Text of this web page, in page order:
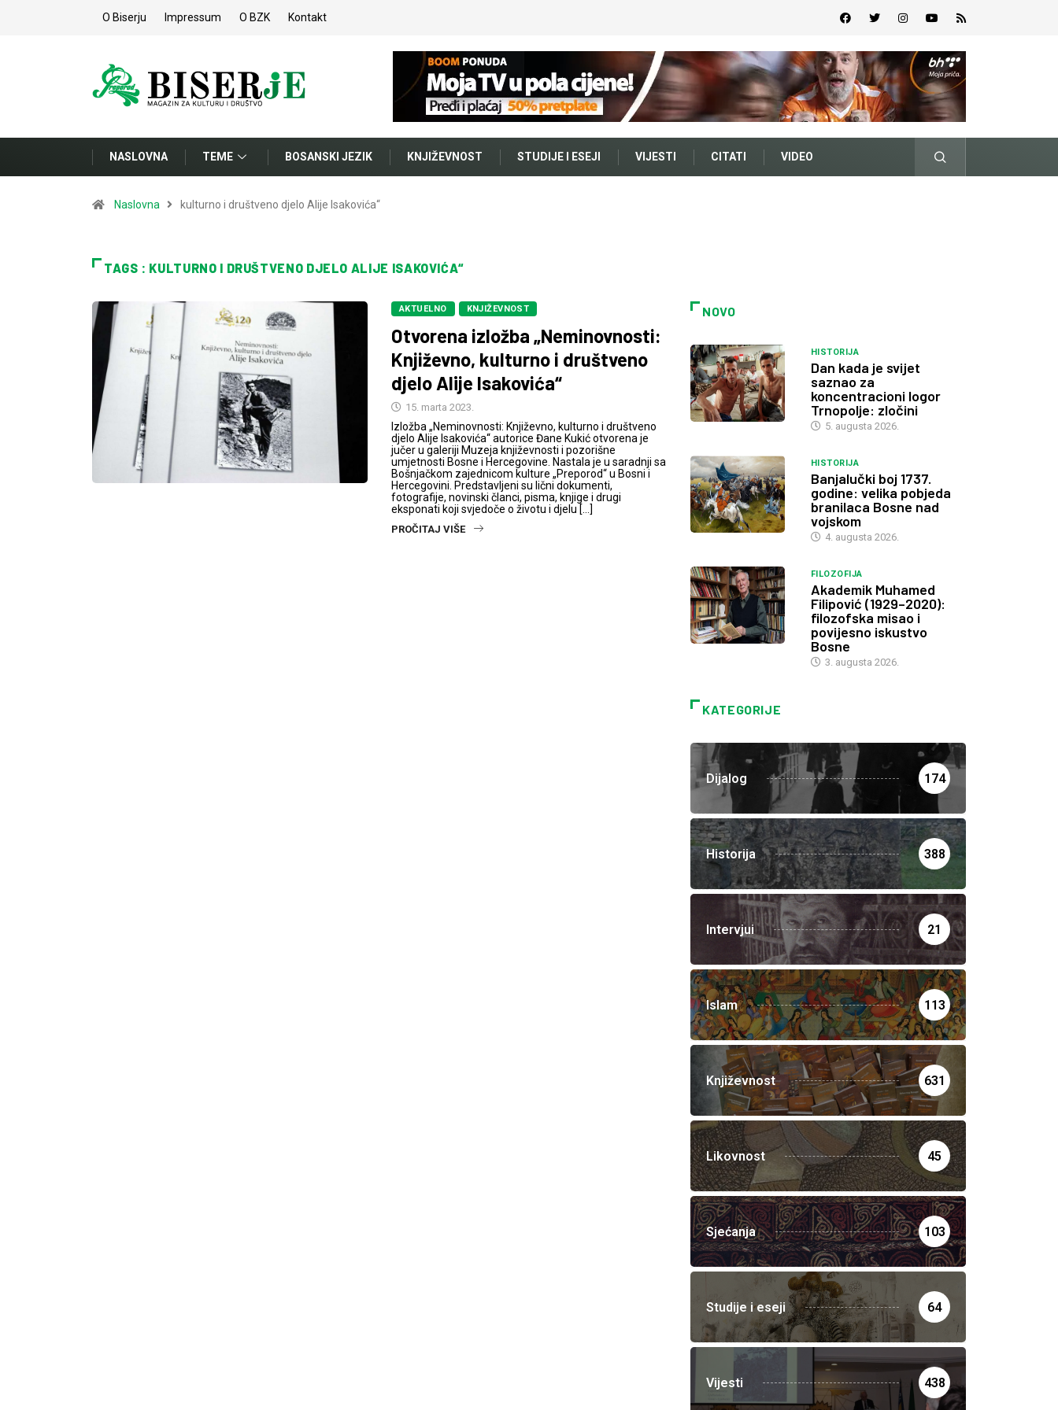
O Biserju Impressum O BZK Kontakt
NASLOVNA TEME BOSANSKI JEZIK KNJIŽEVNOST STUDIJE I ESEJI VIJESTI CITATI VIDEO
Naslovna kulturno i društveno djelo Alije Isakovića“
TAGS : KULTURNO I DRUŠTVENO DJELO ALIJE ISAKOVIĆA“
AKTUELNO KNJIŽEVNOST
Otvorena izložba „Neminovnosti:
Književno, kulturno i društveno
djelo Alije Isakovića“
15. marta 2023.
Izložba „Neminovnosti: Književno, kulturno i društveno
djelo Alije Isakovića“ autorice Đane Kukić otvorena je
jučer u galeriji Muzeja književnosti i pozorišne
umjetnosti Bosne i Hercegovine. Nastala je u saradnji sa
Bošnjačkom zajednicom kulture „Preporod“ u Bosni i
Hercegovini. Predstavljeni su lični dokumenti,
fotografije, novinski članci, pisma, knjige i drugi
eksponati koji svjedoče o životu i djelu […]
PROČITAJ VIŠE
NOVO
HISTORIJA
Dan kada je svijet
saznao za
koncentracioni logor
Trnopolje: zločini
5. augusta 2026.
HISTORIJA
Banjalučki boj 1737.
godine: velika pobjeda
branilaca Bosne nad
vojskom
4. augusta 2026.
FILOZOFIJA
Akademik Muhamed
Filipović (1929–2020):
filozofska misao i
povijesno iskustvo
Bosne
3. augusta 2026.
KATEGORIJE
Dijalog 174
Historija 388
Intervjui 21
Islam 113
Književnost 631
Likovnost 45
Sjećanja 103
Studije i eseji 64
Vijesti 438